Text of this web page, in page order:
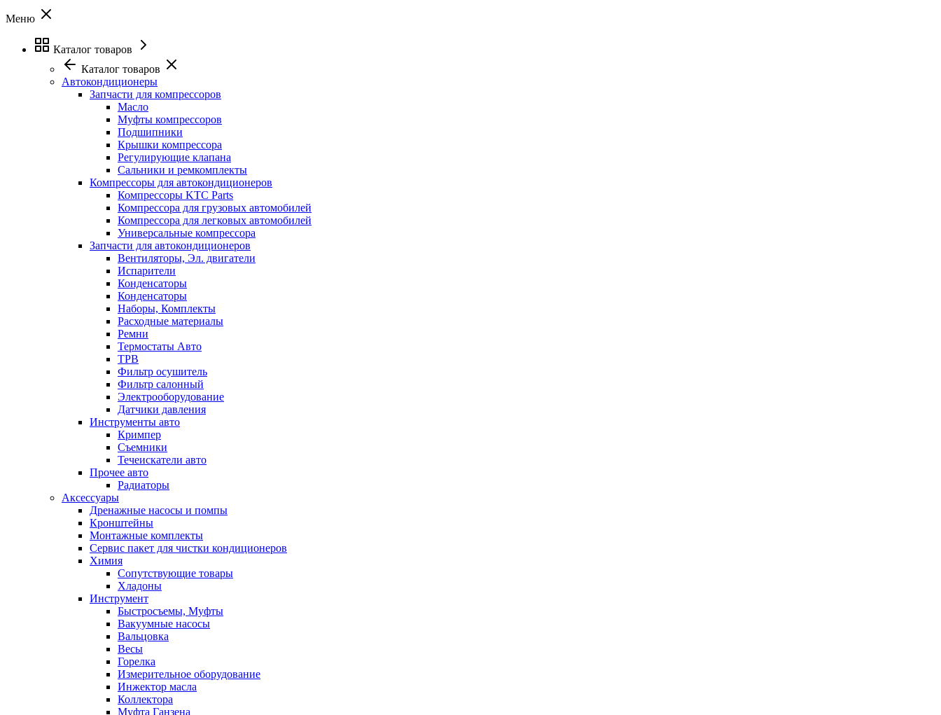
Меню
Каталог товаров
Каталог товаров
Автокондиционеры
Запчасти для компрессоров
Масло
Муфты компрессоров
Подшипники
Крышки компрессора
Регулирующие клапана
Сальники и ремкомплекты
Компрессоры для автокондиционеров
Компрессоры KTC Parts
Компрессора для грузовых автомобилей
Компрессора для легковых автомобилей
Универсальные компрессора
Запчасти для автокондиционеров
Вентиляторы, Эл. двигатели
Испарители
Конденсаторы
Конденсаторы
Наборы, Комплекты
Расходные материалы
Ремни
Термостаты Авто
ТРВ
Фильтр осушитель
Фильтр салонный
Электрооборудование
Датчики давления
Инструменты авто
Кримпер
Съемники
Течеискатели авто
Прочее авто
Радиаторы
Аксессуары
Дренажные насосы и помпы
Кронштейны
Монтажные комплекты
Сервис пакет для чистки кондиционеров
Химия
Сопутствующие товары
Хладоны
Инструмент
Быстросъемы, Муфты
Вакуумные насосы
Вальцовка
Весы
Горелка
Измерительное оборудование
Инжектор масла
Коллектора
Муфта Ганзена